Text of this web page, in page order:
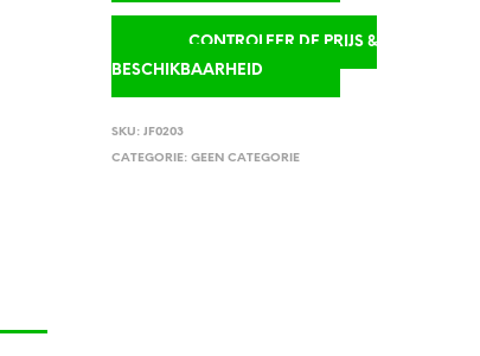
CONTROLEER DE PRIJS &
BESCHIKBAARHEID
SKU:JF0203
CATEGORIE:GEEN CATEGORIE